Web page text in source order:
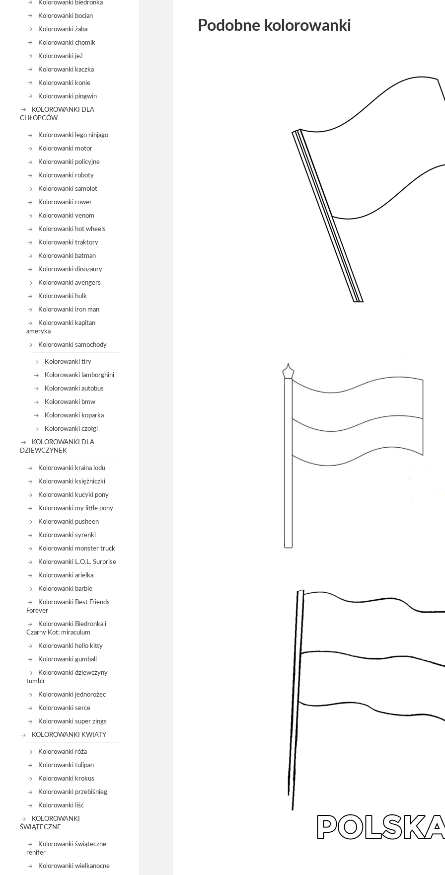
Kolorowanki biedronka
Kolorowanki bocian
Kolorowanki żaba
Kolorowanki chomik
Kolorowanki jeż
Kolorowanki kaczka
Kolorowanki konie
Kolorowanki pingwin
KOLOROWANKI DLA
CHŁOPCÓW
Kolorowanki lego ninjago
Kolorowanki motor
Kolorowanki policyjne
Kolorowanki roboty
Kolorowanki samolot
Kolorowanki rower
Kolorowanki venom
Kolorowanki hot wheels
Kolorowanki traktory
Kolorowanki batman
Kolorowanki dinozaury
Kolorowanki avengers
Kolorowanki hulk
Kolorowanki iron man
Kolorowanki kapitan
ameryka
Kolorowanki samochody
Kolorowanki tiry
Kolorowanki lamborghini
Kolorowanki autobus
Kolorowanki bmw
Kolorowanki koparka
Kolorowanki czołgi
KOLOROWANKI DLA
DZIEWCZYNEK
Kolorowanki kraina lodu
Kolorowanki księżniczki
Kolorowanki kucyki pony
Kolorowanki my little pony
Kolorowanki pusheen
Kolorowanki syrenki
Kolorowanki monster truck
Kolorowanki L.O.L. Surprise
Kolorowanki arielka
Kolorowanki barbie
Kolorowanki Best Friends
Forever
Kolorowanki Biedronka i
Czarny Kot: miraculum
Kolorowanki hello kitty
Kolorowanki gumball
Kolorowanki dziewczyny
tumblr
Kolorowanki jednorożec
Kolorowanki serce
Kolorowanki super zings
KOLOROWANKI KWIATY
Kolorowanki róża
Kolorowanki tulipan
Kolorowanki krokus
Kolorowanki przebiśnieg
Kolorowanki liść
KOLOROWANKI
ŚWIĄTECZNE
Kolorowanki świąteczne
renifer
Kolorowanki wielkanocne
Podobne kolorowanki